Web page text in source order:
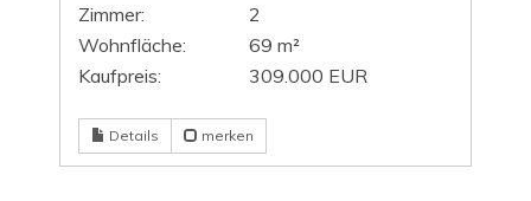
Zimmer:
2
Wohnfläche:
69 m²
Kaufpreis:
309.000 EUR
Details merken